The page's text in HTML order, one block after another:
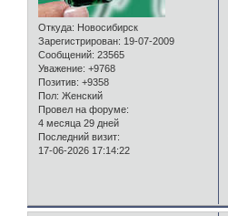
Откуда: Новосибирск
Зарегистрирован: 19-07-2009
Сообщений: 23565
Уважение: +9768
Позитив: +9358
Пол: Женский
Провел на форуме:
4 месяца 29 дней
Последний визит:
17-06-2026 17:14:22